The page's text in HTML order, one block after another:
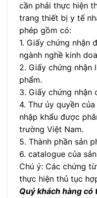
cần phải thực hiện
trang thiết bị y tế
phép gồm có:
1. Giấy chứng nhận
ngành nghề kinh
2. Giấy chứng nhận
phẩm.
3. Giấy chứng nhận
4. Thư ủy quyền
nhập khẩu được
trường Việt Nam.
5. Thành phần sản
6. catalogue của
Chú ý: Các chứng
thực hiện thủ tục
Quý khách hàng có